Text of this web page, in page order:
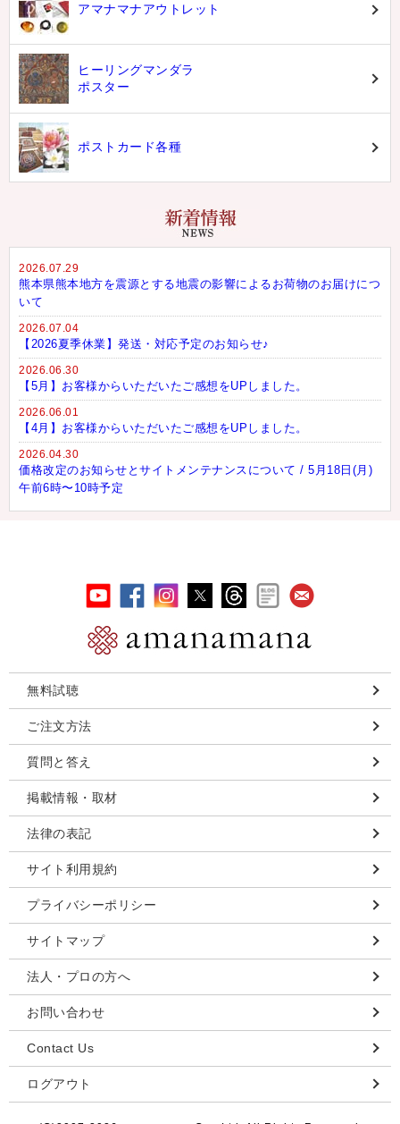
アマナマナアウトレット
ヒーリングマンダラ
ポスター
ポストカード各種
2026.07.29
熊本県熊本地方を震源とする地震の影響によるお荷物のお届けにつ
いて
2026.07.04
【2026夏季休業】発送・対応予定のお知らせ♪
2026.06.30
【5月】お客様からいただいたご感想をUPしました。
2026.06.01
【4月】お客様からいただいたご感想をUPしました。
2026.04.30
価格改定のお知らせとサイトメンテナンスについて / 5月18日(月)
午前6時〜10時予定
無料試聴
ご注文方法
質問と答え
掲載情報・取材
法律の表記
サイト利用規約
プライバシーポリシー
サイトマップ
法人・プロの方へ
お問い合わせ
Contact Us
ログアウト